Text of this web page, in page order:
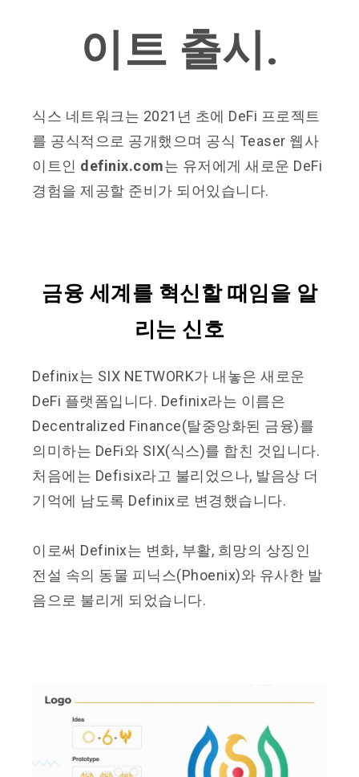
이트 출시.
식스 네트워크는 2021년 초에 DeFi 프로젝트
를 공식적으로 공개했으며 공식 Teaser 웹사
이트인 definix.com는 유저에게 새로운 DeFi
경험을 제공할 준비가 되어있습니다.
금융 세계를 혁신할 때임을 알
리는 신호
Definix는 SIX NETWORK가 내놓은 새로운
DeFi 플랫폼입니다. Definix라는 이름은
Decentralized Finance(탈중앙화된 금융)를
의미하는 DeFi와 SIX(식스)를 합친 것입니다.
처음에는 Defisix라고 불리었으나, 발음상 더
기억에 남도록 Definix로 변경했습니다.
이로써 Definix는 변화, 부활, 희망의 상징인
전설 속의 동물 피닉스(Phoenix)와 유사한 발
음으로 불리게 되었습니다.